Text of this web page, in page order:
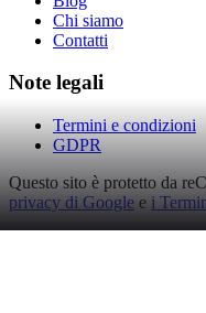
Chi siamo
Contatti
Note legali
Termini e condizioni
GDPR
Questo sito è protetto da
privacy di Google e i